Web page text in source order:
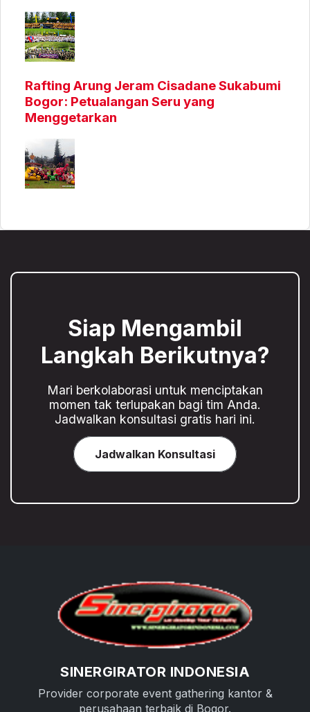
Rafting Arung Jeram Cisadane Sukabumi
Bogor: Petualangan Seru yang
Menggetarkan
Siap Mengambil
Langkah Berikutnya?
Mari berkolaborasi untuk menciptakan
momen tak terlupakan bagi tim Anda.
Jadwalkan konsultasi gratis hari ini.
Jadwalkan Konsultasi
SINERGIRATOR INDONESIA
Provider corporate event gathering kantor &
perusahaan terbaik di Bogor.